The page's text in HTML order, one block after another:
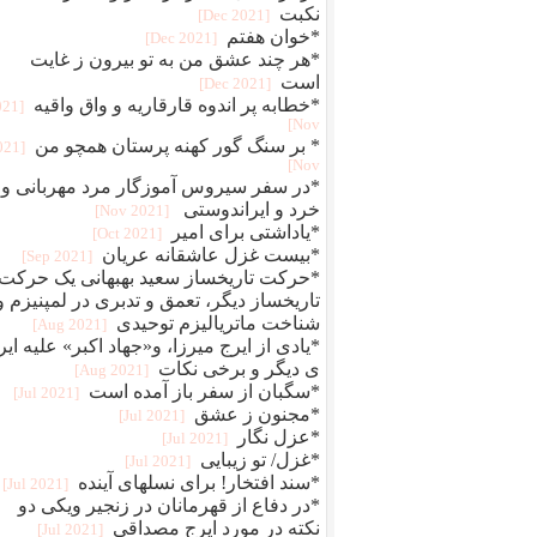
نکبت
[2021 Dec]
*خوان هفتم [2021 Dec]
*هر چند عشق من به تو بیرون ز غایت
است
[2021 Dec]
*خطابه پر اندوه قارقاریه و واق واقیه
Nov]
* بر سنگ گور کهنه پرستان همچو من
Nov]
*در سفر سیروس آموزگار مرد مهربانی و
خرد و ایراندوستی
[2021 Nov]
*یاداشتی برای امیر [2021 Oct]
*بیست غزل عاشقانه عریان [2021 Sep]
*حرکت تاریخساز سعید بهبهانی یک حرکت
تاریخساز دیگر، تعمق و تدبری در لمپنیزم
شناخت ماتریالیزم توحیدی
[2021 Aug]
*یادی از ایرج میرزا، و«جهاد اکبر» علیه
ی دیگر و برخی نکات
[2021 Aug]
*سگبان از سفر باز آمده است [2021 Jul]
*مجنون ز عشق [2021 Jul]
*عزل نگار [2021 Jul]
*غزل/ تو زیبایی [2021 Jul]
*سند افتخار! برای نسلهای آینده [2021 Jul]
*در دفاع از قهرمانان در زنجیر ویکی دو
نکته در مورد ایرج مصداقی
[2021 Jul]